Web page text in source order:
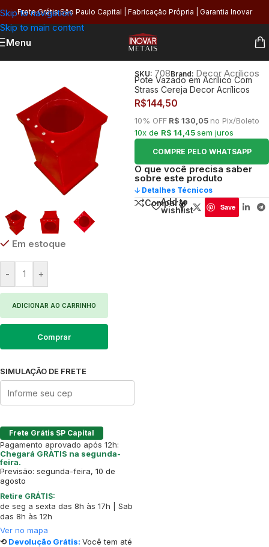
Skip to navigation
Skip to main content
Frete Grátis São Paulo Capital | Fabricação Própria | Garantia Inovar
Menu
Em estoque
- +
ADICIONAR AO CARRINHO
Comprar
SIMULAÇÃO DE FRETE
Frete Grátis SP Capital
Pagamento aprovado após 12h:
Chegará GRÁTIS na segunda-
feira.
Previsão: segunda-feira, 10 de
agosto
Retire GRÁTIS:
de seg a sexta das 8h às 17h | Sab
das 8h às 12h
Ver no mapa
⟲ Devolução Grátis: Você tem até
SKU: 708Brand: Decor Acrílicos
Pote Vazado em Acrílico Com
Strass Cereja Decor Acrílicos
R$144,50
10% OFF R$ 130,05 no Pix/Boleto
10x de R$ 14,45sem juros
COMPRE PELO WHATSAPP
O que você precisa saber
sobre este produto
🡣 Detalhes Técnicos
Comparar
Add to
wishlist
Save